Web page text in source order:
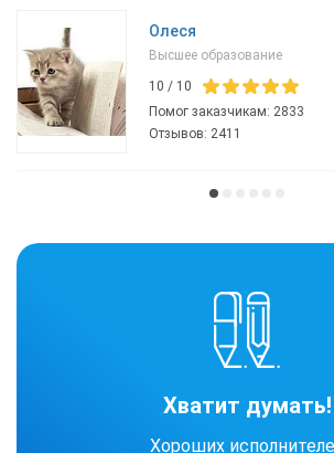
Олеся
Высшее образование
10 / 10
Помог заказчикам: 2833
Отзывов: 2411
Хватит думать!
Хороших